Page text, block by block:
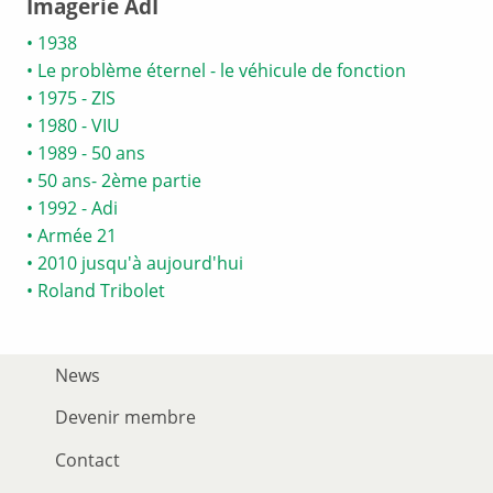
Imagerie AdI
• 1938
• Le problème éternel - le véhicule de fonction
• 1975 - ZIS
• 1980 - VIU
• 1989 - 50 ans
• 50 ans- 2ème partie
• 1992 - Adi
• Armée 21
• 2010 jusqu'à aujourd'hui
• Roland Tribolet
News
Devenir membre
Contact